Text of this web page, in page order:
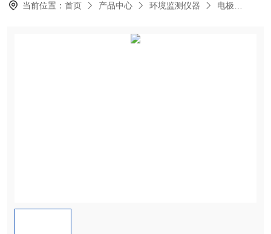
当前位置：首页 产品中心 环境监测仪器 电极